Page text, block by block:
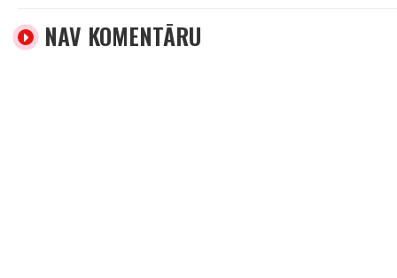
NAV KOMENTĀRU